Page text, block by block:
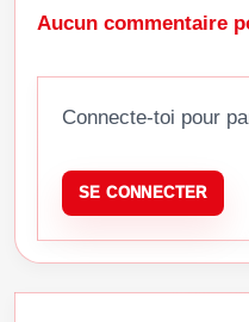
Aucun commentaire
Connecte-toi pour
SE CONNECTER